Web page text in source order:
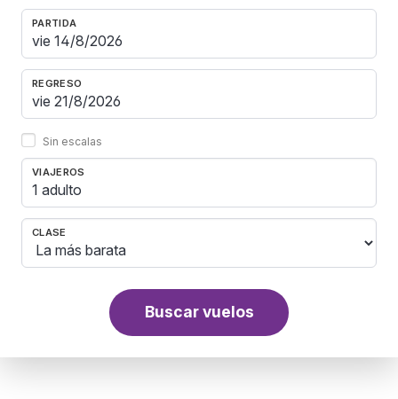
PARTIDA
REGRESO
Sin escalas
VIAJEROS
1 adulto
CLASE
Buscar vuelos